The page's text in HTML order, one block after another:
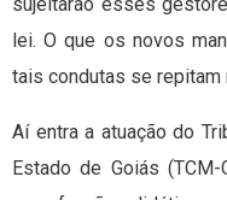
lei. O que os novos
tais condutas se
Aí entra a atuação do
Estado de Goiás